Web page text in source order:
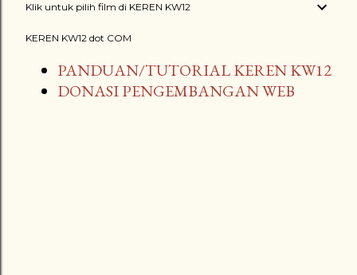
Klik untuk pilih film di KEREN KW12
KEREN KW12 dot COM
PANDUAN/TUTORIAL KEREN KW12
DONASI PENGEMBANGAN WEB